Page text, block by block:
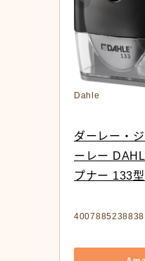
Dahle
ダーレー・
ーレー
プナー 133
4007885238838